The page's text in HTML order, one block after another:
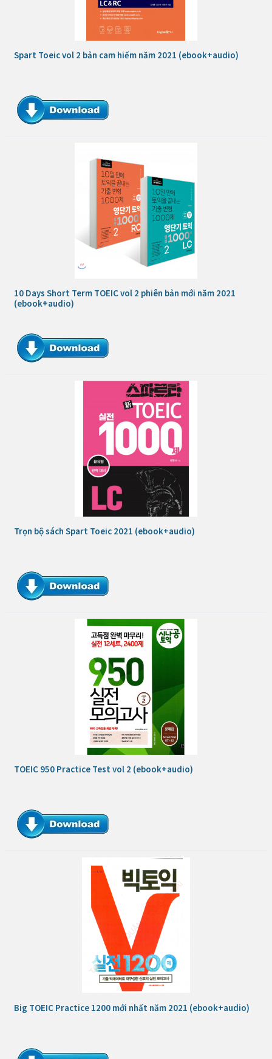
Spart Toeic vol 2 bản cam hiếm năm 2021 (ebook+audio)
10 Days Short Term TOEIC vol 2 phiên bản mới năm 2021
(ebook+audio)
Trọn bộ sách Spart Toeic 2021 (ebook+audio)
TOEIC 950 Practice Test vol 2 (ebook+audio)
Big TOEIC Practice 1200 mới nhất năm 2021 (ebook+audio)